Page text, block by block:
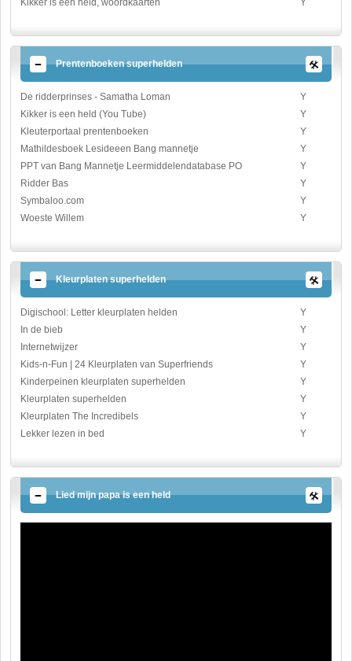
Kikker is een held, woordkaarten
Y
Prentenboeken superhelden
De ridderprinses - Samatha Loman
Y
Kikker is een held (You Tube)
Y
Kleuterportaal prentenboeken
Y
Mathildesboek Lesideeen Bang mannetje
Y
PPT van Bang Mannetje Leermiddelendatabase PO
Y
Ridder Bas
Y
Symbaloo.com
Y
Woeste Willem
Y
Kleurplaten superhelden
Digischool: Letter kleurplaten helden
Y
In de bieb
Y
Internetwijzer
Y
Kids-n-Fun | 24 Kleurplaten van Superfriends
Y
Kinderpeinen kleurplaten superhelden
Y
Kleurplaten superhelden
Y
Kleurplaten The Incredibels
Y
Lekker lezen in bed
Y
Lied mijn papa is een held